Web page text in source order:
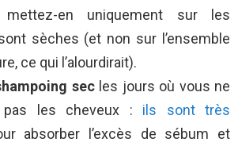
mettez-en uniquement sur les
sèches (et non sur l’ensemble
ce qui l’alourdirait).
secles jours où vous ne
les cheveux : ils sont très
absorber l’excès de sébum et